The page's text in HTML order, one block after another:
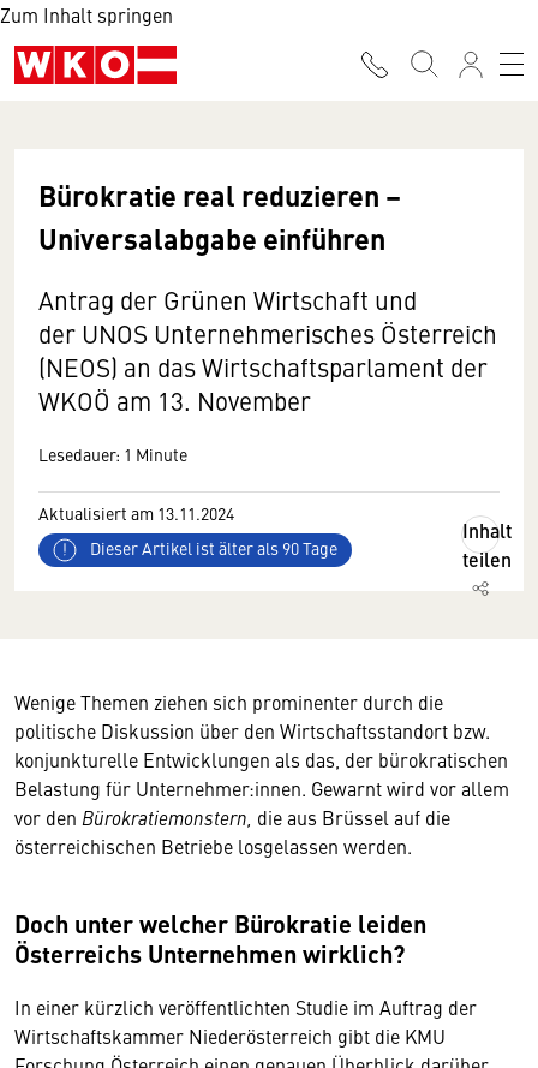
Zum Inhalt springen
Bürokratie real reduzieren –
Universalabgabe einführen
Antrag der Grünen Wirtschaft und
der UNOS Unternehmerisches Österreich
(NEOS) an das Wirtschaftsparlament der
WKOÖ am 13. November
Lesedauer: 1 Minute
Aktualisiert am 13.11.2024
Dieser Artikel ist älter als 90 Tage
Inhalt
teilen
Wenige Themen ziehen sich prominenter durch die
politische Diskussion über den Wirtschaftsstandort bzw.
konjunkturelle Entwicklungen als das, der bürokratischen
Belastung für Unternehmer:innen. Gewarnt wird vor allem
vor den Bürokratiemonstern, die aus Brüssel auf die
österreichischen Betriebe losgelassen werden.
Doch unter welcher Bürokratie leiden
Österreichs Unternehmen wirklich?
In einer kürzlich veröffentlichten Studie im Auftrag der
Wirtschaftskammer Niederösterreich gibt die KMU